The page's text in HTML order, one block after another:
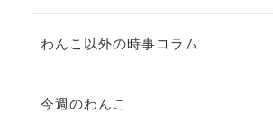
わんこ以外の時事コラム
今週のわんこ